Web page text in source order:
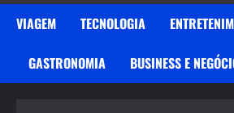
VIAGEM TECNOLOGIA
GASTRONOMIA BUSINESS E